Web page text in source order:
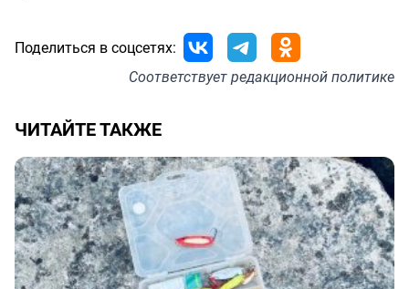
Поделиться в соцсетях:
Соответствуетредакционной политике
ЧИТАЙТЕ ТАКЖЕ